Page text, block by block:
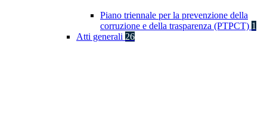
Piano triennale per la prevenzione della
corruzione e della trasparenza (PTPCT) 1
Atti generali 26